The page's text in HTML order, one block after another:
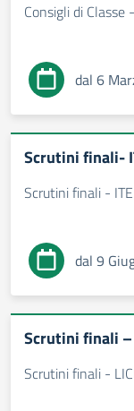
Consigli di Classe
dal 6
Scrutini finali-
Scrutini finali - ITE
dal 9
Scrutini finali –
Scrutini finali -